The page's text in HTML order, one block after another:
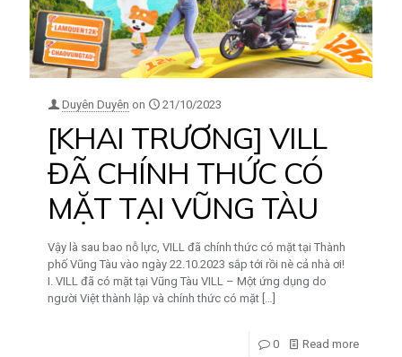
Duyên Duyên on 21/10/2023
[KHAI TRƯƠNG] VILL
ĐÃ CHÍNH THỨC CÓ
MẶT TẠI VŨNG TÀU
Vậy là sau bao nỗ lực, VILL đã chính thức có mặt tại Thành
phố Vũng Tàu vào ngày 22.10.2023 sắp tới rồi nè cả nhà ơi!
I. VILL đã có mặt tại Vũng Tàu VILL – Một ứng dụng do
người Việt thành lập và chính thức có mặt […]
0 Read more